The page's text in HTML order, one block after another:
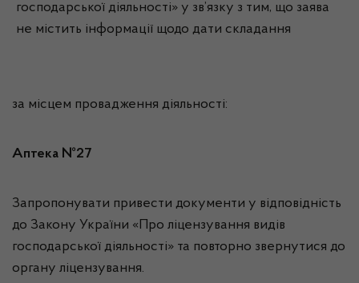
господарської діяльності» у зв’язку з тим, що заява
не містить інформації щодо дати складання
за місцем провадження діяльності:
Аптека №27
Запропонувати привести документи у відповідність
до Закону України «Про ліцензування видів
господарської діяльності» та повторно звернутися до
органу ліцензування.